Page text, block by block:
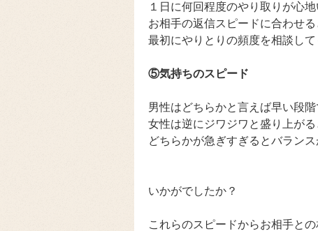
１日に何回程度のやり取りが心
お相手の返信スピードに合わせ
最初にやりとりの頻度を相談して
⑤気持ちのスピード
男性はどちらかと言えば早い段階
女性は逆にジワジワと盛り上がる
どちらかが急ぎすぎるとバラン
いかがでしたか？
これらのスピードからお相手との